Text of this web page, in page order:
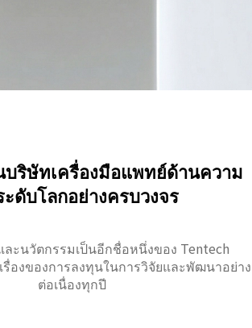
บริษัทเครื่องมือแพทย์ด้านความ
ะดับโลกอย่างครบวงจร
ละนวัตกรรมเป็นอีกชื่อหนึ่งของ Tentech
รื่องของการลงทุนในการวิจัยและพัฒนาอย่าง
ต่อเนื่องทุกปี